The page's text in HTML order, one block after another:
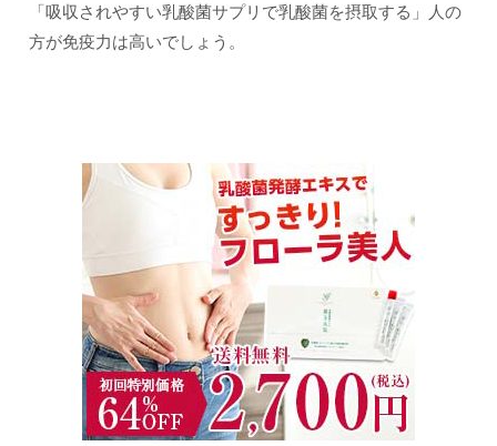
「吸収されやすい乳酸菌サプリで乳酸菌を摂取する」人の
方が免疫力は高いでしょう。